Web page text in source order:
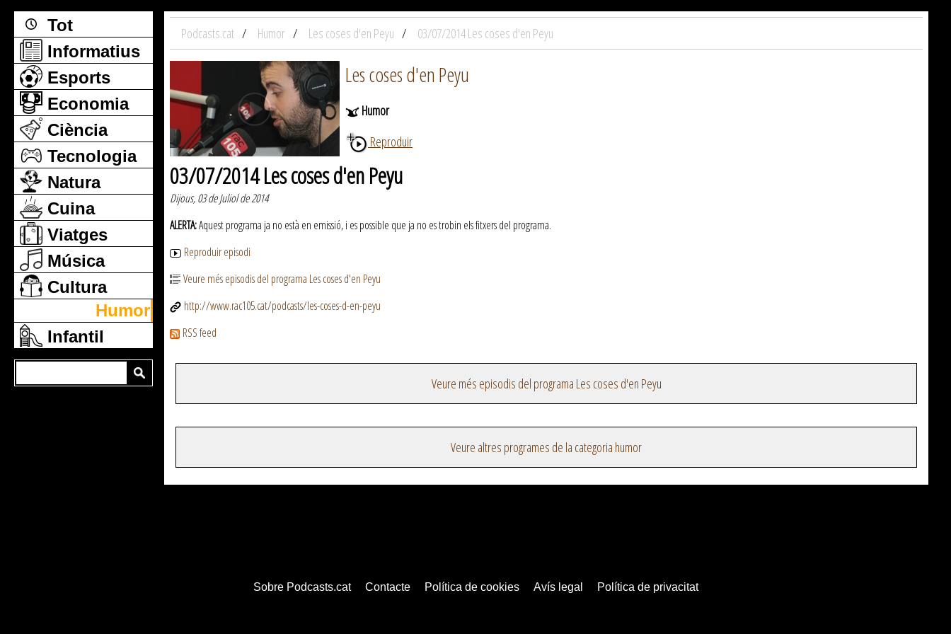
Tot
Informatius
Esports
Economia
Ciència
Tecnologia
Natura
Cuina
Viatges
Música
Cultura
Humor
Infantil
Podcasts.cat Humor Les coses d'en Peyu 03/07/2014 Les coses d'en Peyu
Les coses d'en Peyu
Humor
Reproduir
03/07/2014 Les coses d'en Peyu
Dijous, 03 de Juliol de 2014
ALERTA:Aquest programa ja no està en emissió, i es possible que ja no es trobin els fitxers del programa.
Reproduir episodi
Veure més episodis del programa Les coses d'en Peyu
http://www.rac105.cat/podcasts/les-coses-d-en-peyu
RSS feed
Veure més episodis del programa Les coses d'en Peyu
Veure altres programes de la categoria humor
Sobre Podcasts.cat Contacte Política de cookies Avís legal Política de privacitat